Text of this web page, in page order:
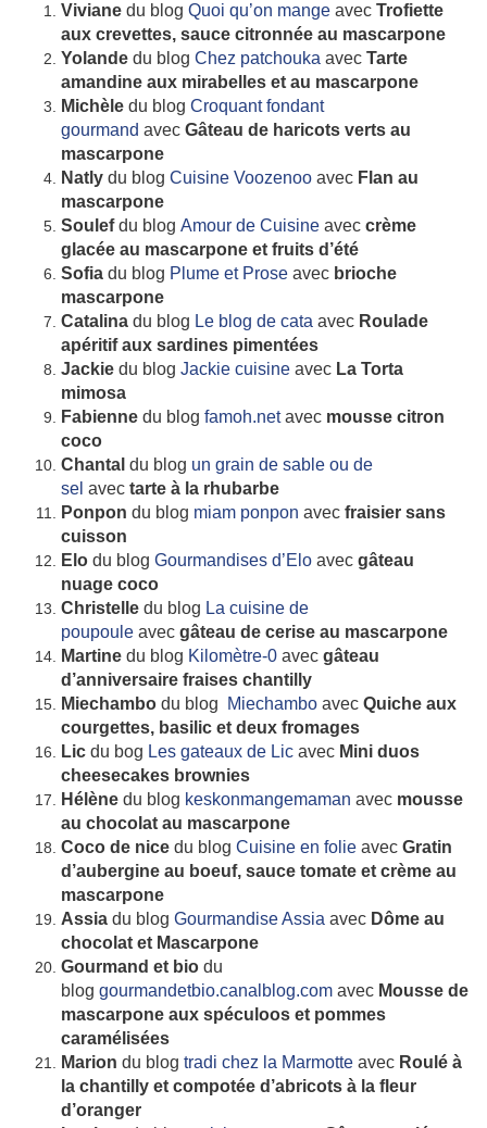
Viviane du blog Quoi qu’on mange avec Trofiette
aux crevettes, sauce citronnée au mascarpone
Yolande du blog Chez patchouka avec Tarte
amandine aux mirabelles et au mascarpone
Michèle du blog Croquant fondant
gourmand avec Gâteau de haricots verts au
mascarpone
Natly du blog Cuisine Voozenoo avec Flan au
mascarpone
Soulefdu blog Amour de Cuisine avec crème
glacée au mascarpone et fruits d’été
Sofia du blog Plume et Prose avec brioche
mascarpone
Catalina du blog Le blog de cata avec Roulade
apéritif aux sardines pimentées
Jackie du blog Jackie cuisine avec La Torta
mimosa
Fabienne du blog famoh.netavec mousse citron
coco
Chantal du blog un grain de sable ou de
sel avec tarte à la rhubarbe
Ponpon du blog miam ponpon avec fraisier sans
cuisson
Elo du blog Gourmandises d’Elo avec gâteau
nuage coco
Christelle du blog La cuisine de
poupoule avec gâteau de cerise au mascarpone
Martine du blog Kilomètre-0 avec gâteau
d’anniversaire fraises chantilly
Miechambo du blog Miechambo avec Quiche aux
courgettes, basilic et deux fromages
Lic du bog Les gateaux de Lic avec Mini duos
cheesecakes brownies
Hélène du blog keskonmangemaman avec mousse
au chocolat au mascarpone
Coco de nice du blog Cuisine en folie avec Gratin
d’aubergine au boeuf, sauce tomate et crème au
mascarpone
Assia du blog Gourmandise Assia avec Dôme au
chocolat et Mascarpone
Gourmand et bio du
blog gourmandetbio.canalblog.com avec Mousse de
mascarpone aux spéculoos et pommes
caramélisées
Marion du blog tradi chez la Marmotte avec Roulé à
la chantilly et compotée d’abricots à la fleur
d’oranger